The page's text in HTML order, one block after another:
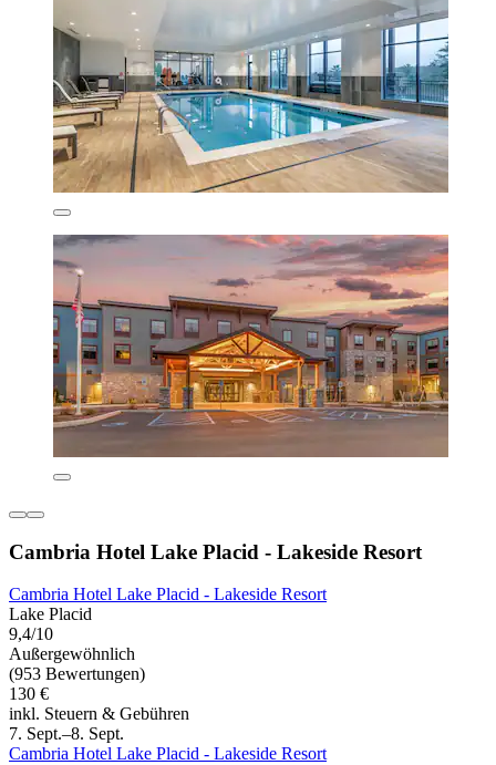
Cambria Hotel Lake Placid - Lakeside Resort
Cambria Hotel Lake Placid - Lakeside Resort
Lake Placid
9,4/10
Außergewöhnlich
(953 Bewertungen)
130 €
inkl. Steuern & Gebühren
7. Sept.–8. Sept.
Cambria Hotel Lake Placid - Lakeside Resort